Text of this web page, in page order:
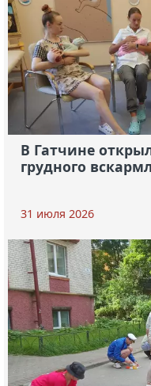
В Гатчине
грудного
31 июля 2026